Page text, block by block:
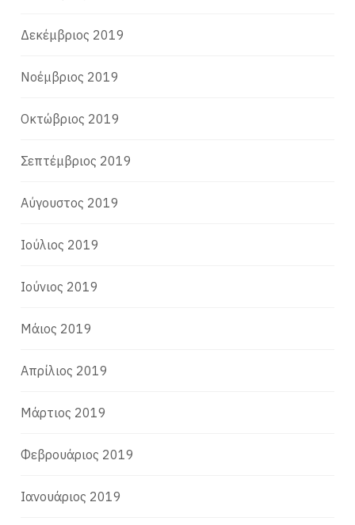
Δεκέμβριος 2019
Νοέμβριος 2019
Οκτώβριος 2019
Σεπτέμβριος 2019
Αύγουστος 2019
Ιούλιος 2019
Ιούνιος 2019
Μάιος 2019
Απρίλιος 2019
Μάρτιος 2019
Φεβρουάριος 2019
Ιανουάριος 2019